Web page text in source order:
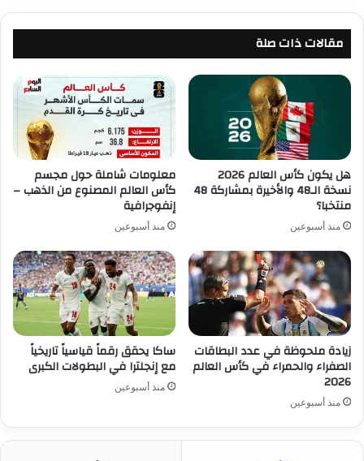
مقالات ذات صلة
هل يكون كأس العالم 2026
نسخة الـ48 والأخيرة بمشاركة 48
منتخبا؟
منذ أسبوعين
معلومات شاملة حول مجسم
كأس العالم المصنوع من الذهب –
إنفوجرافية
منذ أسبوعين
زيادة ملحوظة في عدد البطاقات
الصفراء والحمراء في كأس العالم
2026
منذ أسبوعين
ساكا يحقق رقماً قياسياً تاريخياً
مع إنجلترا في البطولات الكبرى
منذ أسبوعين